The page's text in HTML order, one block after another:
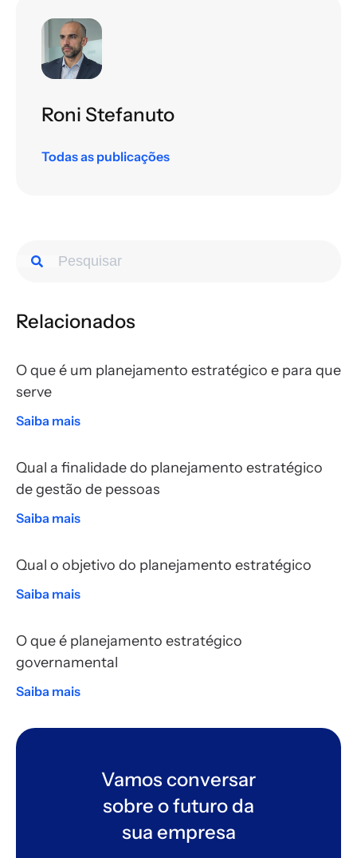
Roni Stefanuto
Todas as publicações
Relacionados
O que é um planejamento estratégico e para que
serve
Saiba mais
Qual a finalidade do planejamento estratégico
de gestão de pessoas
Saiba mais
Qual o objetivo do planejamento estratégico
Saiba mais
O que é planejamento estratégico
governamental
Saiba mais
Vamos conversar
sobre o futuro da
sua empresa